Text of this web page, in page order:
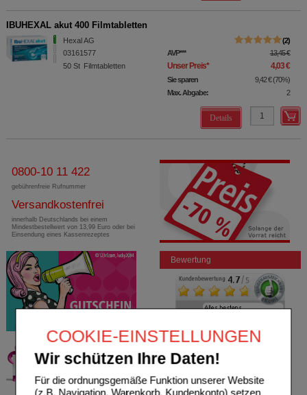
COOKIE-EINSTELLUNGEN
Wir schützen Ihre Daten!
Für die ordnungsgemäße Funktion unserer Website
(z.B. Navigation, Warenkorb, Kundenkonto) setzen
IBUHEXAL akut 400 Filmtabletten
Hexal AG
03161577
50 St Filmtabletten
2
AVP*** 13,45 €
Unser Preis* 4,03 €
Sie sparen 9,42 € (70%)
Max. Abgabe:
2
Details
0800-10 11 422
gebührenfreie Rufnummer
Versandkostenfrei
innerhalb Deutschlands bei einem
Mindestbestellwert von 13,99 Euro oder bei
Einsendung eines Kassenrezeptes
Bewertung